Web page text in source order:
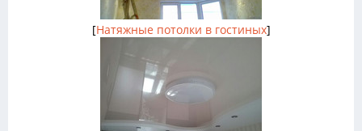
[Натяжные потолки в гостиных]